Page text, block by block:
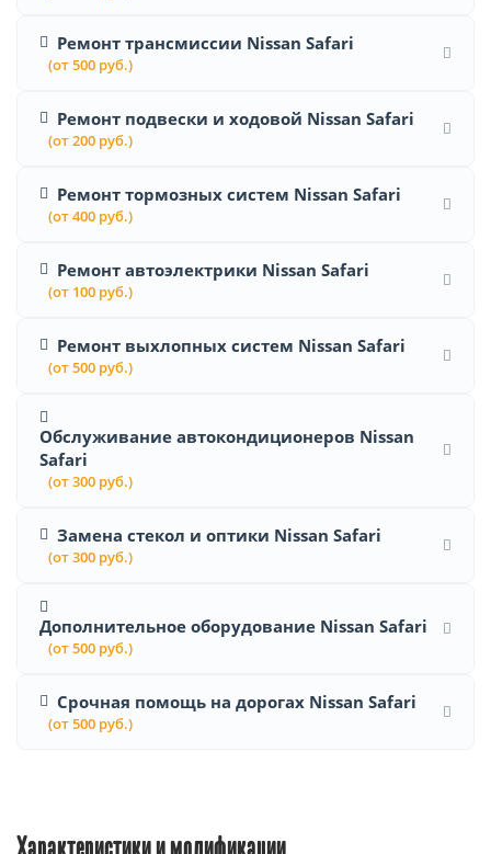
Ремонт трансмиссии Nissan Safari
(от 500 руб.)
Ремонт подвески и ходовой Nissan Safari
(от 200 руб.)
Ремонт тормозных систем Nissan Safari
(от 400 руб.)
Ремонт автоэлектрики Nissan Safari
(от 100 руб.)
Ремонт выхлопных систем Nissan Safari
(от 500 руб.)
Обслуживание автокондиционеров Nissan
Safari
(от 300 руб.)
Замена стекол и оптики Nissan Safari
(от 300 руб.)
Дополнительное оборудование Nissan Safari
(от 500 руб.)
Срочная помощь на дорогах Nissan Safari
(от 500 руб.)